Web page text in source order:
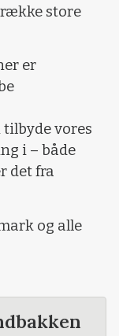
store
er
vores
i – både
det fra
og alle